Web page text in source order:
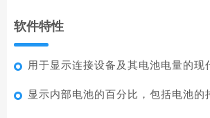
软件特性
用于显示连接设备及其电池电量的现
显示内部电池的百分比，包括电池的